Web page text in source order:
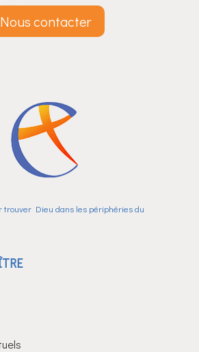
Nous contacter
trouver Dieu dans les périphéries du